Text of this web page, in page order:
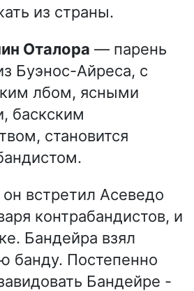
из страны.
Оталора — парень
Буэнос-Айреса, с
лбом, ясными
баскским
становится
встретил Асеведо
контрабандистов, и
Бандейра взял
банду. Постепенно
Бандейре -